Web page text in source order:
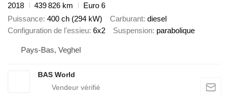
2018
439 826 km
Euro 6
Puissance 400 ch (294 kW) Carburant diesel
Configuration de l'essieu 6x2 Suspension parabolique
Pays-Bas, Veghel
BAS World